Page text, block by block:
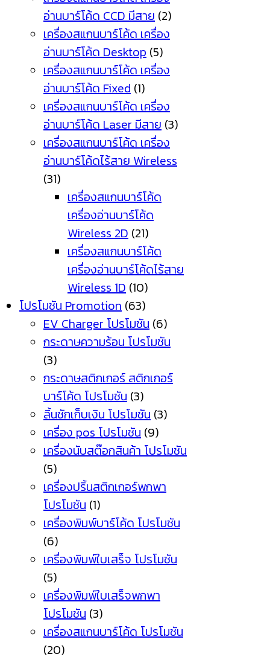
อ่านบาร์โค้ด CCD มีสาย (2)
เครื่องสแกนบาร์โค้ด เครื่อง
อ่านบาร์โค้ด Desktop (5)
เครื่องสแกนบาร์โค้ด เครื่อง
อ่านบาร์โค้ด Fixed (1)
เครื่องสแกนบาร์โค้ด เครื่อง
อ่านบาร์โค้ด Laser มีสาย (3)
เครื่องสแกนบาร์โค้ด เครื่อง
อ่านบาร์โค้ดไร้สาย Wireless
(31)
เครื่องสแกนบาร์โค้ด
เครื่องอ่านบาร์โค้ด
Wireless 2D (21)
เครื่องสแกนบาร์โค้ด
เครื่องอ่านบาร์โค้ดไร้สาย
Wireless 1D (10)
โปรโมชัน Promotion (63)
EV Charger โปรโมชัน (6)
กระดาษความร้อน โปรโมชัน
(3)
กระดาษสติกเกอร์ สติกเกอร์
บาร์โค้ด โปรโมชัน (3)
ลิ้นชักเก็บเงิน โปรโมชัน (3)
เครื่อง pos โปรโมชัน (9)
เครื่องนับสต๊อกสินค้า โปรโมชัน
(5)
เครื่องปริ้นสติกเกอร์พกพา
โปรโมชัน (1)
เครื่องพิมพ์บาร์โค้ด โปรโมชัน
(6)
เครื่องพิมพ์ใบเสร็จ โปรโมชัน
(5)
เครื่องพิมพ์ใบเสร็จพกพา
โปรโมชัน (3)
เครื่องสแกนบาร์โค้ด โปรโมชัน
(20)